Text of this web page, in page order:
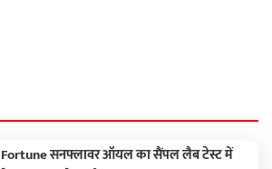
Fortune सनफ्लावर ऑयल का सैंपल लैब टेस्ट में